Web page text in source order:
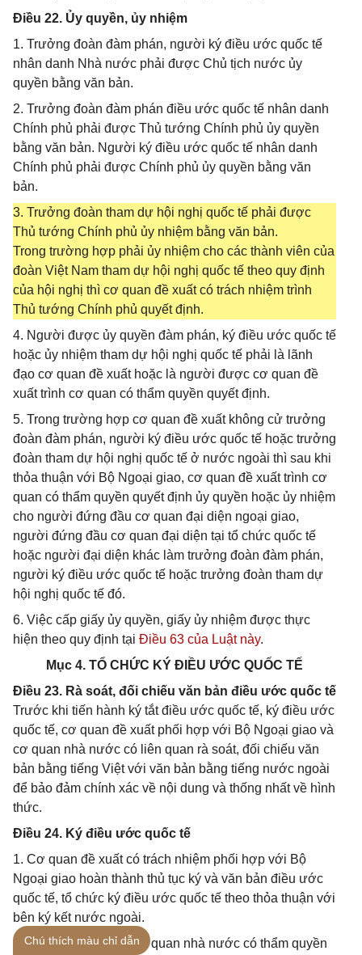
Điều 22. Ủy quyền, ủy nhiệm
1. Trưởng đoàn đàm phán, người ký điều ước quốc tế
nhân danh Nhà nước phải được Chủ tịch nước ủy
quyền bằng văn bản.
2. Trưởng đoàn đàm phán điều ước quốc tế nhân danh
Chính phủ phải được Thủ tướng Chính phủ ủy quyền
bằng văn bản. Người ký điều ước quốc tế nhân danh
Chính phủ phải được Chính phủ ủy quyền bằng văn
bản.
3. Trưởng đoàn tham dự hội nghị quốc tế phải được
Thủ tướng Chính phủ ủy nhiệm bằng văn bản.
Trong trường hợp phải ủy nhiệm cho các thành viên của
đoàn Việt Nam tham dự hội nghị quốc tế theo quy định
của hội nghị thì cơ quan đề xuất có trách nhiệm trình
Thủ tướng Chính phủ quyết định.
4. Người được ủy quyền đàm phán, ký điều ước quốc tế
hoặc ủy nhiệm tham dự hội nghị quốc tế phải là lãnh
đạo cơ quan đề xuất hoặc là người được cơ quan đề
xuất trình cơ quan có thẩm quyền quyết định.
5. Trong trường hợp cơ quan đề xuất không cử trưởng
đoàn đàm phán, người ký điều ước quốc tế hoặc trưởng
đoàn tham dự hội nghị quốc tế ở nước ngoài thì sau khi
thỏa thuận với Bộ Ngoại giao, cơ quan đề xuất trình cơ
quan có thẩm quyền quyết định ủy quyền hoặc ủy nhiệm
cho người đứng đầu cơ quan đại diện ngoại giao,
người đứng đầu cơ quan đại diện tại tổ chức quốc tế
hoặc người đại diện khác làm trưởng đoàn đàm phán,
người ký điều ước quốc tế hoặc trưởng đoàn tham dự
hội nghị quốc tế đó.
6. Việc cấp giấy ủy quyền, giấy ủy nhiệm được thực
hiện theo quy định tại Điều 63 của Luật này.
Mục 4. TỔ CHỨC KÝ ĐIỀU ƯỚC QUỐC TẾ
Điều 23. Rà soát, đối chiếu văn bản điều ước quốc tế
Trước khi tiến hành ký tắt điều ước quốc tế, ký điều ước
quốc tế, cơ quan đề xuất phối hợp với Bộ Ngoại giao và
cơ quan nhà nước có liên quan rà soát, đối chiếu văn
bản bằng tiếng Việt với văn bản bằng tiếng nước ngoài
để bảo đảm chính xác về nội dung và thống nhất về hình
thức.
Điều 24. Ký điều ước quốc tế
1. Cơ quan đề xuất có trách nhiệm phối hợp với Bộ
Ngoại giao hoàn thành thủ tục ký và văn bản điều ước
quốc tế, tổ chức ký điều ước quốc tế theo thỏa thuận với
bên ký kết nước ngoài.
2. Trong trường hợp cơ quan nhà nước có thẩm quyền
Chú thích màu chỉ dẫn